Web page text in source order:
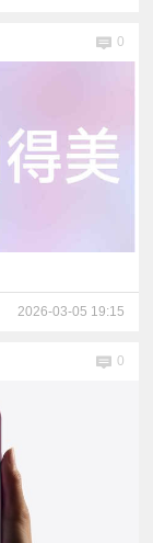
0
2026-03-05 19:15
0